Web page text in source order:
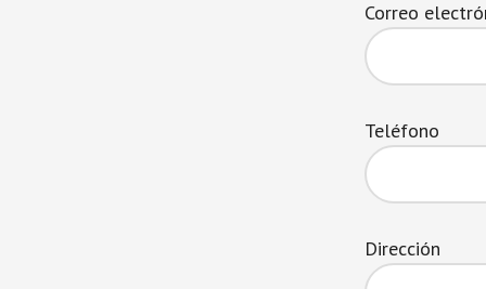
Correo
Teléfono
Dirección